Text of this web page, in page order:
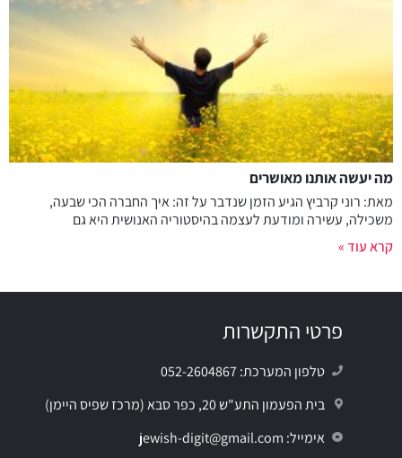
מה יעשה אותנו מאושרים
מאת: רוני קרביץ הגיע הזמן שנדבר על זה: איך החברה הכי שבעה,
משכילה, עשירה ומודעת לעצמה בהיסטוריה האנושית היא גם
קרא עוד »
פרטי התקשרות
טלפון המערכת: 052-2604867
בית הפעמון התע"ש 20, כפר סבא (מרכז שפיס היימן)
אימייל: jewish-digit@gmail.com